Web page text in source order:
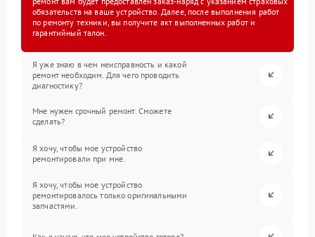
обязательств на ваше устройство. Далее, после выполнения работ
по ремонту техники, вы получите акт выполненных работ и
гарантийный талон.
Я уже знаю в чем неисправность и какой
ремонт необходим. Для чего проводить
диагностику?
Мне нужен срочный ремонт. Сможете
сделать?
Я хочу, чтобы мое устройство
ремонтировали при мне.
Я хочу, чтобы мое устройство
ремонтировалось только оригинальными
запчастями.